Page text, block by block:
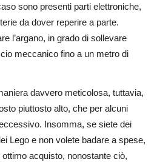
sono presenti parti elettroniche,
da dover reperire a parte.
l’argano, in grado di sollevare
meccanico fino a un metro di
davvero meticolosa, tuttavia,
piuttosto alto, che per alcuni
Insomma, se siete dei
Lego e non volete badare a spese,
acquisto, nonostante ciò,